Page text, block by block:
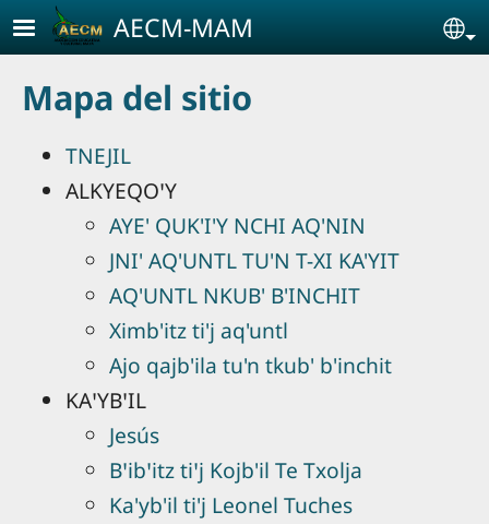
Pasar al contenido principal
AECM-MAM
Mapa del sitio
TNEJIL
ALKYEQOꞌY
AYE' QUK'I'Y NCHI AQ'NIN
JNI' AQ'UNTL TU'N T-XI KA'YIT
AQ'UNTL NKUB' B'INCHIT
Ximb'itz ti'j aq'untl
Ajo qajb'ila tu'n tkub' b'inchit
KAꞌYBꞌIL
Jesús
Bꞌibꞌitz tiꞌj Kojb'il Te Txolja
Ka'yb'il ti'j Leonel Tuches